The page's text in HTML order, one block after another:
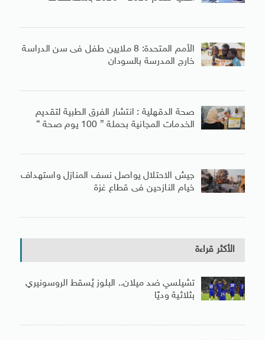
الأمم المتحدة: 8 ملايين طفل فى سن الدراسة
خارج المدرسة بالسودان
صحة الدقهلية : انتشار الفرق الطبية لتقديم
الخدمات المجانية بحملة ” 100 يوم صحة “
جيش الاحتلال يواصل نسف المنازل واستهداف
خيام النازحين فى قطاع غزة
الأكثر قراءة
تشيلسي ضد ميلان.. البلوز يُسقط الروسونيري
بثلاثية وديًا